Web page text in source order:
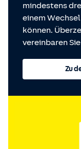
mindestens
einem Wechsel
können.
vereinbaren
Zu